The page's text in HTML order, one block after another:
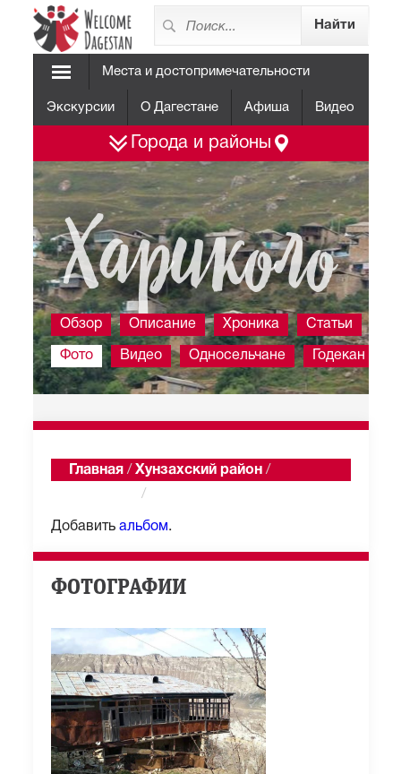
Места и достопримечательности
Экскурсии О Дагестане Афиша Видео
Города и районы
Хариколо
Обзор Описание Хроника Статьи
Фото Видео Односельчане Годекан
Главная / Хунзахский район /
/
Добавить альбом .
ФОТОГРАФИИ